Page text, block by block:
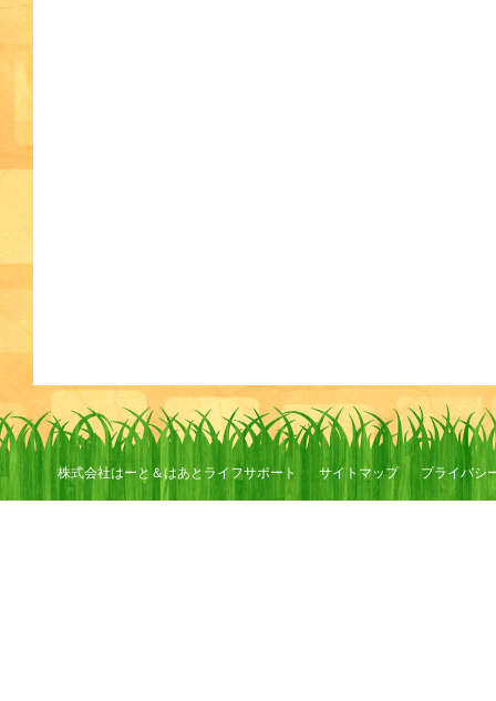
株式会社はーと＆はあとライフサポート サイトマップ プライバシ